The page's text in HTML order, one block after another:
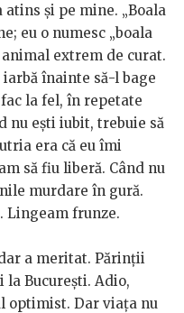
și pe mine. „Boala
eu o numesc „boala
extrem de curat.
înainte să-l bage
la fel, în repetate
nu ești iubit, trebuie să
era că eu îmi
să fiu liberă. Când nu
murdare în gură.
Lingeam frunze.
a meritat. Părinții
la București. Adio,
optimist. Dar viața nu